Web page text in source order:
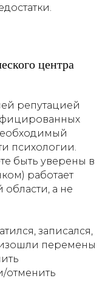
центра
репутацией
психологии.
быть уверены в
работает
а не
записался,
перемены
отменить